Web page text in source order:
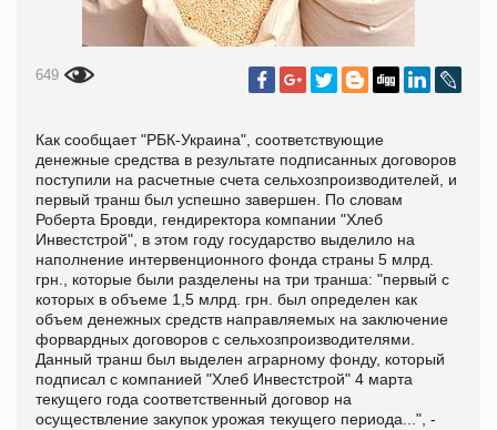
649
Как сообщает "РБК-Украина", соответствующие
денежные средства в результате подписанных договоров
поступили на расчетные счета сельхозпроизводителей, и
первый транш был успешно завершен. По словам
Роберта Бровди, гендиректора компании "Хлеб
Инвестстрой", в этом году государство выделило на
наполнение интервенционного фонда страны 5 млрд.
грн., которые были разделены на три транша: "первый с
которых в объеме 1,5 млрд. грн. был определен как
объем денежных средств направляемых на заключение
форвардных договоров с сельхозпроизводителями.
Данный транш был выделен аграрному фонду, который
подписал с компанией "Хлеб Инвестстрой" 4 марта
текущего года соответственный договор на
осуществление закупок урожая текущего периода...", -